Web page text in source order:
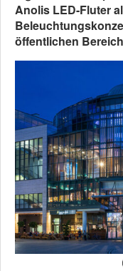
Anolis LED-Fluter
öffentlichen